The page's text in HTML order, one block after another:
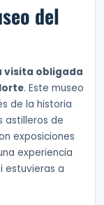
del
visita obligada
. Este museo
de la historia
astilleros de
exposiciones
experiencia
estuvieras a